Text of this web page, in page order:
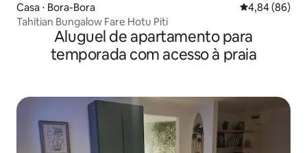
Casa ⋅ Bora-Bora 4,84 de uma
4,84 (86)
Tahitian Bungalow Fare Hotu Piti
Aluguel de apartamento para
temporada com acesso à praia